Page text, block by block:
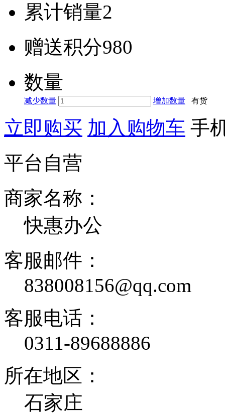
累计销量2
赠送积分980
数量
减少数量 增加数量 有货
立即购买 加入购物车 手
平台自营
商家名称：
快惠办公
客服邮件：
838008156@qq.com
客服电话：
0311-89688886
所在地区：
石家庄